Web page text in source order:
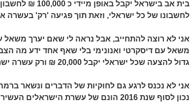
לחשבונו של כל ישראלי, וזאת תוך פגיעה 'רק' בעשרה
אני לא רוצה להתחייב, אבל נראה לי שאם יערך משאל
משאל עם דיסקרטי ואנונימי בלי שאף אחד ידע מה
גדול להצעה שכל ישראלי יקבל 20,000 ₪ ורק עשרה ישראליים יפגעו מכך.
אני לא נכנס לרגע גם לחוקיות של הדברים ונשאר
נכון לסוף שנת 2016 הונם של עשרת הישראלים